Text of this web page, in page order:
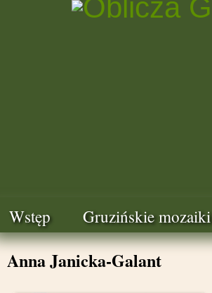
Wstęp Gruzińskie mozaiki
Anna Janicka-Galant